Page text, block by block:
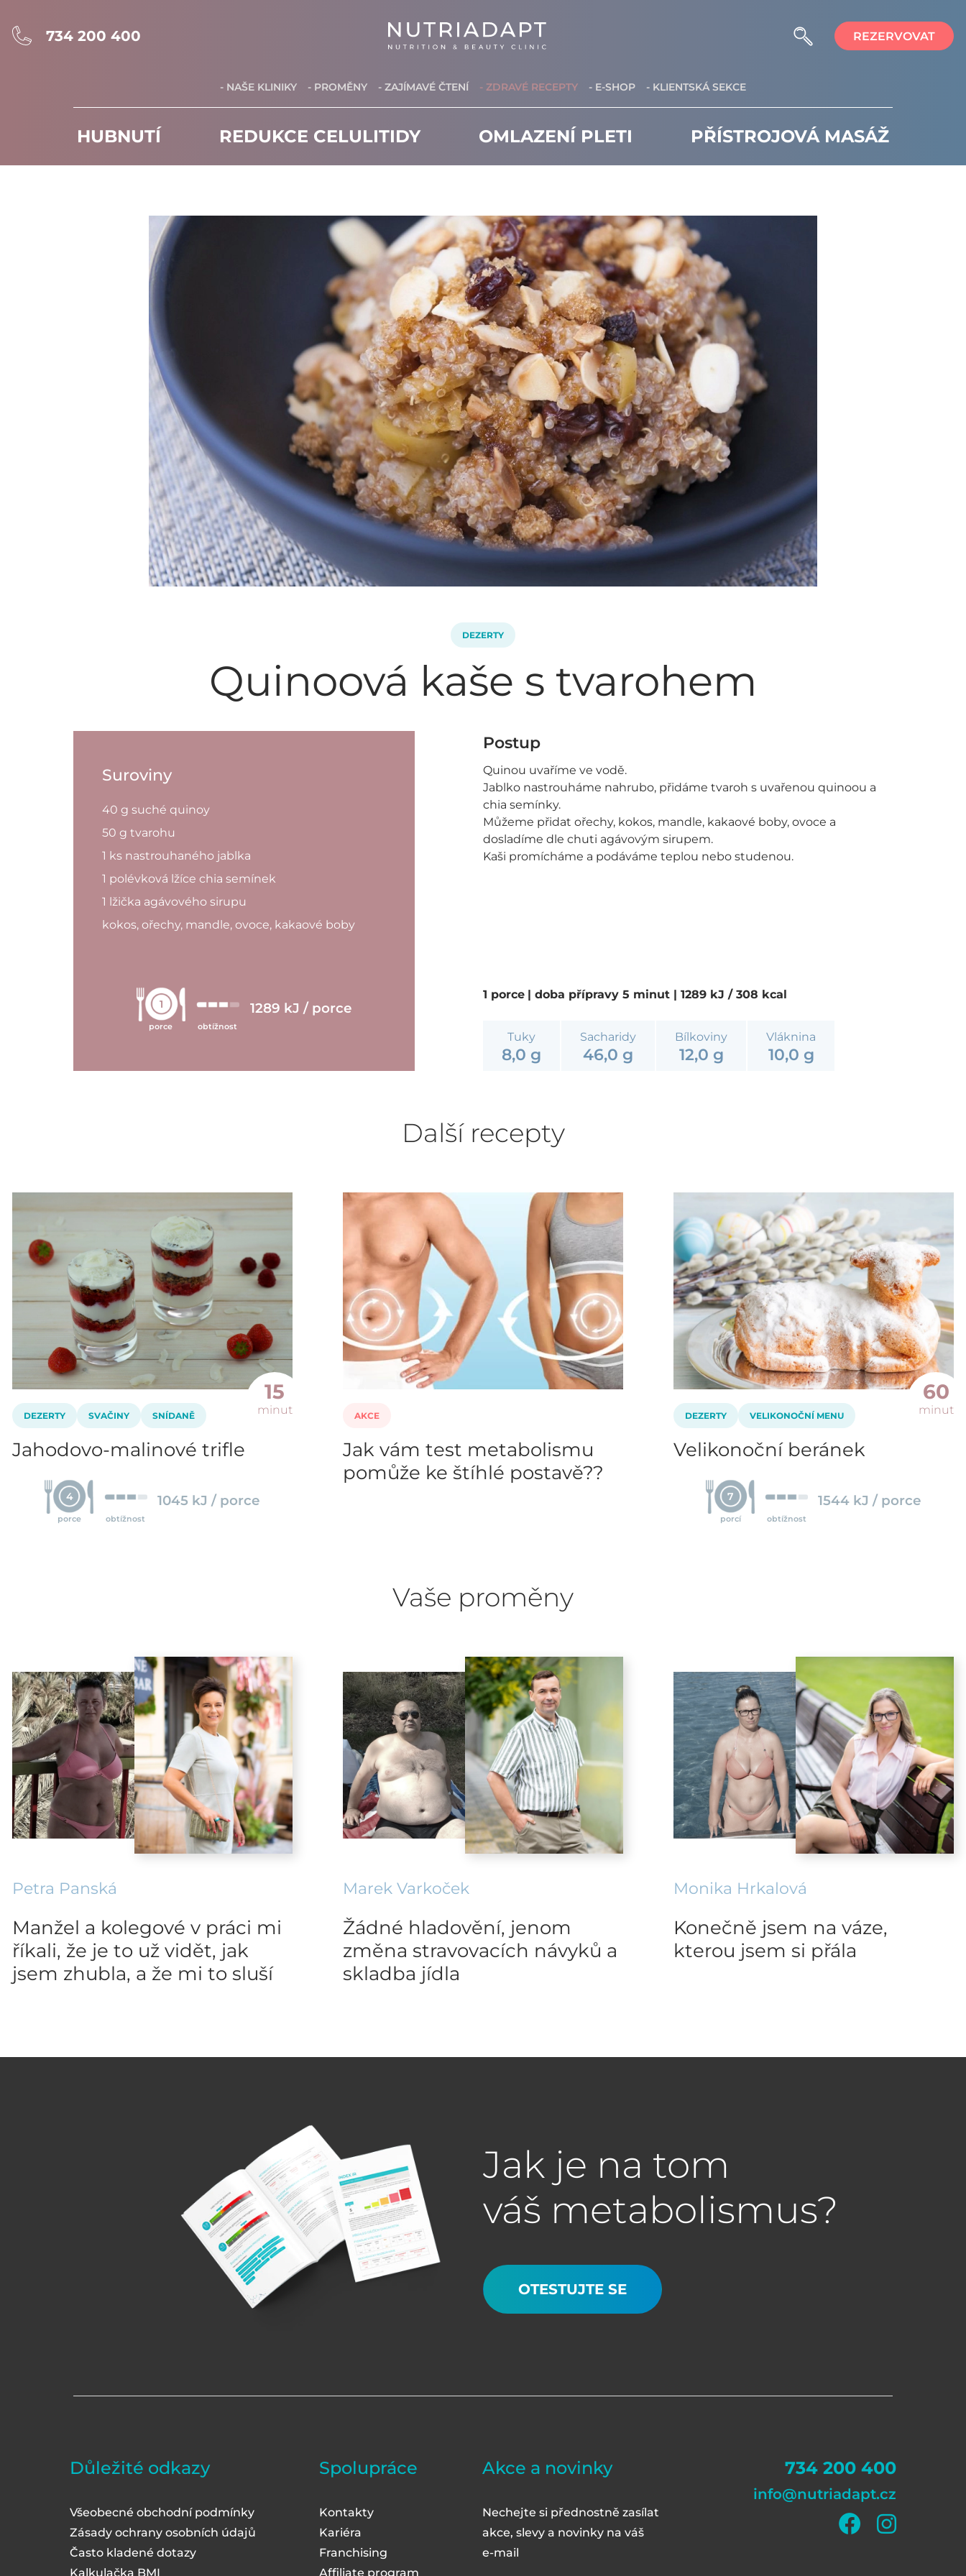
734 200 400 REZERVOVAT
- NAŠE KLINIKY - PROMĚNY - ZAJÍMAVÉ ČTENÍ - ZDRAVÉ RECEPTY - E-SHOP - KLIENTSKÁ SEKCE
HUBNUTÍ REDUKCE CELULITIDY OMLAZENÍ PLETI PŘÍSTROJOVÁ MASÁŽ
DEZERTY
Quinoová kaše s tvarohem
Suroviny
40 g suché quinoy
50 g tvarohu
1 ks nastrouhaného jablka
1 polévková lžíce chia semínek
1 lžička agávového sirupu
kokos, ořechy, mandle, ovoce, kakaové boby
1
porce obtížnost
1289 kJ / porce
Postup
Quinou uvaříme ve vodě.
Jablko nastrouháme nahrubo, přidáme tvaroh s uvařenou quinoou a
chia semínky.
Můžeme přidat ořechy, kokos, mandle, kakaové boby, ovoce a
dosladíme dle chuti agávovým sirupem.
Kaši promícháme a podáváme teplou nebo studenou.
1 porce | doba přípravy 5 minut | 1289 kJ / 308 kcal
Tuky
8,0 g
Sacharidy
46,0 g
Bílkoviny
12,0 g
Vláknina
10,0 g
Další recepty
15
minut
DEZERTY SVAČINY SNÍDANĚ
Jahodovo-malinové trifle
4
porce obtížnost
1045 kJ / porce
AKCE
Jak vám test metabolismu
pomůže ke štíhlé postavě??
60
minut
DEZERTY VELIKONOČNÍ MENU
Velikonoční beránek
7
porcí obtížnost
1544 kJ / porce
Vaše proměny
Petra Panská
Manžel a kolegové v práci mi
říkali, že je to už vidět, jak
jsem zhubla, a že mi to sluší
Marek Varkoček
Žádné hladovění, jenom
změna stravovacích návyků a
skladba jídla
Monika Hrkalová
Konečně jsem na váze,
kterou jsem si přála
Jak je na tom
váš metabolismus?
OTESTUJTE SE
Důležité odkazy
Všeobecné obchodní podmínky
Zásady ochrany osobních údajů
Často kladené dotazy
Kalkulačka BMI
Spolupráce
Kontakty
Kariéra
Franchising
Affiliate program
Akce a novinky
Nechejte si přednostně zasílat
akce, slevy a novinky na váš
e-mail
734 200 400
info@nutriadapt.cz